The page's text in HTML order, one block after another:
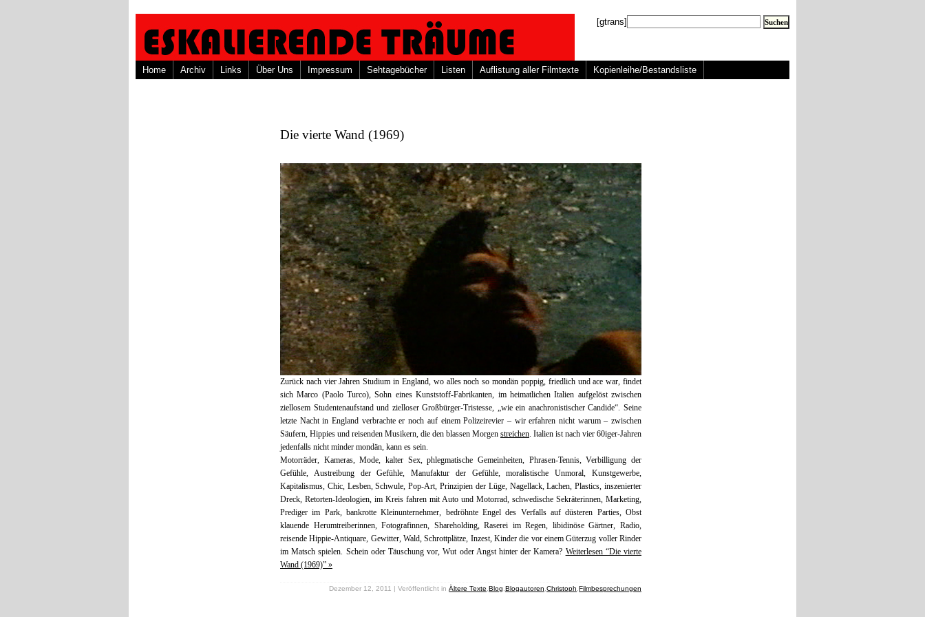
[gtrans]
Home Archiv Links Über Uns Impressum Sehtagebücher Listen Auflistung aller Filmtexte Kopienleihe/Bestandsliste
Die vierte Wand (1969)
Zurück nach vier Jahren Studium in England, wo alles noch so mondän poppig, friedlich und ace war, findet
sich Marco (Paolo Turco), Sohn eines Kunststoff-Fabrikanten, im heimatlichen Italien aufgelöst zwischen
ziellosem Studentenaufstand und zielloser Großbürger-Tristesse, „wie ein anachronistischer Candide“. Seine
letzte Nacht in England verbrachte er noch auf einem Polizeirevier – wir erfahren nicht warum – zwischen
Säufern, Hippies und reisenden Musikern, die den blassen Morgen streichen. Italien ist nach vier 60iger-Jahren
jedenfalls nicht minder mondän, kann es sein.
Motorräder, Kameras, Mode, kalter Sex, phlegmatische Gemeinheiten, Phrasen-Tennis, Verbilligung der
Gefühle, Austreibung der Gefühle, Manufaktur der Gefühle, moralistische Unmoral, Kunstgewerbe,
Kapitalismus, Chic, Lesben, Schwule, Pop-Art, Prinzipien der Lüge, Nagellack, Lachen, Plastics, inszenierter
Dreck, Retorten-Ideologien, im Kreis fahren mit Auto und Motorrad, schwedische Sekräterinnen, Marketing,
Prediger im Park, bankrotte Kleinunternehmer, bedröhnte Engel des Verfalls auf düsteren Parties, Obst
klauende Herumtreiberinnen, Fotografinnen, Shareholding, Raserei im Regen, libidinöse Gärtner, Radio,
reisende Hippie-Antiquare, Gewitter, Wald, Schrottplätze, Inzest, Kinder die vor einem Güterzug voller Rinder
im Matsch spielen. Schein oder Täuschung vor, Wut oder Angst hinter der Kamera? Weiterlesen “Die vierte
Wand (1969)” »
Dezember 12, 2011 | Veröffentlicht in Ältere Texte Blog Blogautoren Christoph Filmbesprechungen